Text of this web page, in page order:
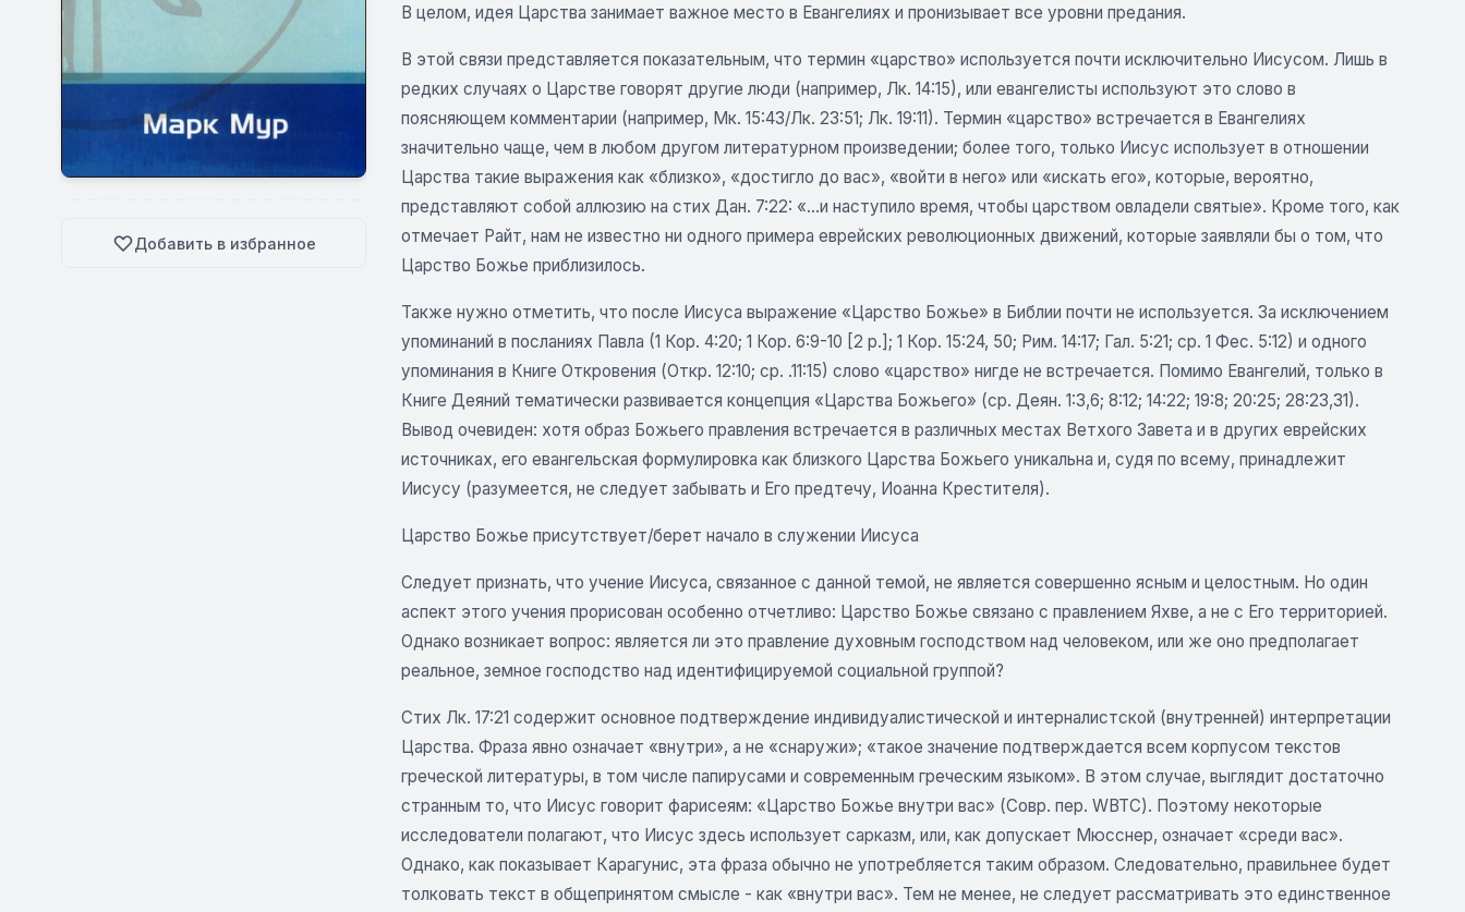
Добавить в избранное
В целом, идея Царства занимает важное место в Евангелиях и пронизывает все уровни предания.
В этой связи представляется показательным, что термин «царство» используется почти исключительно Иисусом. Лишь в
редких случаях о Царстве говорят другие люди (например, Лк. 14:15), или евангелисты используют это слово в
поясняющем комментарии (например, Мк. 15:43/Лк. 23:51; Лк. 19:11). Термин «царство» встречается в Евангелиях
значительно чаще, чем в любом другом литературном произведении; более того, только Иисус использует в отношении
Царства такие выражения как «близко», «достигло до вас», «войти в него» или «искать его», которые, вероятно,
представляют собой аллюзию на стих Дан. 7:22: «...и наступило время, чтобы царством овладели святые». Кроме того, как
отмечает Райт, нам не известно ни одного примера еврейских революционных движений, которые заявляли бы о том, что
Царство Божье приблизилось.
Также нужно отметить, что после Иисуса выражение «Царство Божье» в Библии почти не используется. За исключением
упоминаний в посланиях Павла (1 Кор. 4:20; 1 Кор. 6:9-10 [2 р.]; 1 Кор. 15:24, 50; Рим. 14:17; Гал. 5:21; ср. 1 Фес. 5:12) и одного
упоминания в Книге Откровения (Откр. 12:10; ср. .11:15) слово «царство» нигде не встречается. Помимо Евангелий, только в
Книге Деяний тематически развивается концепция «Царства Божьего» (ср. Деян. 1:3,6; 8:12; 14:22; 19:8; 20:25; 28:23,31).
Вывод очевиден: хотя образ Божьего правления встречается в различных местах Ветхого Завета и в других еврейских
источниках, его евангельская формулировка как близкого Царства Божьего уникальна и, судя по всему, принадлежит
Иисусу (разумеется, не следует забывать и Его предтечу, Иоанна Крестителя).
Царство Божье присутствует/берет начало в служении Иисуса
Следует признать, что учение Иисуса, связанное с данной темой, не является совершенно ясным и целостным. Но один
аспект этого учения прорисован особенно отчетливо: Царство Божье связано с правлением Яхве, а не с Его территорией.
Однако возникает вопрос: является ли это правление духовным господством над человеком, или же оно предполагает
реальное, земное господство над идентифицируемой социальной группой?
Стих Лк. 17:21 содержит основное подтверждение индивидуалистической и интерналистской (внутренней) интерпретации
Царства. Фраза явно означает «внутри», а не «снаружи»; «такое значение подтверждается всем корпусом текстов
греческой литературы, в том числе папирусами и современным греческим языком». В этом случае, выглядит достаточно
странным то, что Иисус говорит фарисеям: «Царство Божье внутри вас» (Совр. пер. WBTC). Поэтому некоторые
исследователи полагают, что Иисус здесь использует сарказм, или, как допускает Мюсснер, означает «среди вас».
Однако, как показывает Карагунис, эта фраза обычно не употребляется таким образом. Следовательно, правильнее будет
толковать текст в общепринятом смысле - как «внутри вас». Тем не менее, не следует рассматривать это единственное